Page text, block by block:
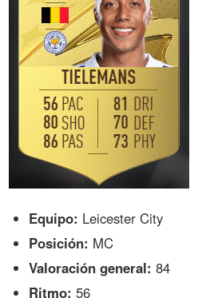
Equipo: Leicester City
Posición: MC
Valoración general: 84
Ritmo: 56